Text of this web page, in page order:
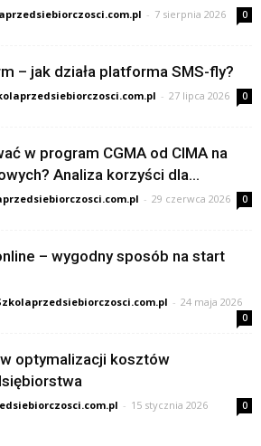
- 7 sierpnia 2026 0
– jak działa platforma SMS-fly?
- 27 lipca 2026 0
w program CGMA od CIMA na
Analiza korzyści dla...
- 29 czerwca 2026 0
– wygodny sposób na start
- 24 maja 2026
0
optymalizacji kosztów
- 15 stycznia 2026 0